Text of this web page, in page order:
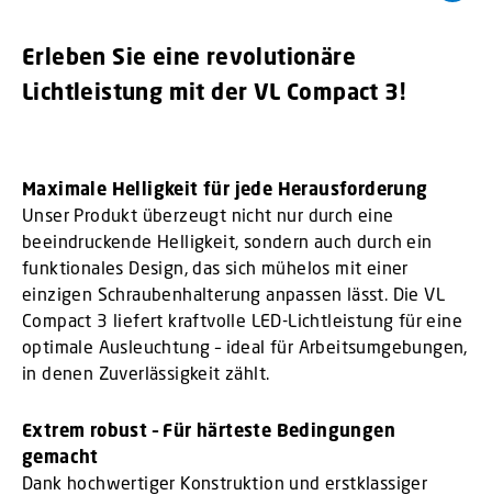
Erleben Sie eine revolutionäre
Lichtleistung mit der VL Compact 3!
Maximale Helligkeit für jede Herausforderung
Unser Produkt überzeugt nicht nur durch eine
beeindruckende Helligkeit, sondern auch durch ein
funktionales Design, das sich mühelos mit einer
einzigen Schraubenhalterung anpassen lässt. Die VL
Compact 3 liefert kraftvolle LED-Lichtleistung für eine
optimale Ausleuchtung – ideal für Arbeitsumgebungen,
in denen Zuverlässigkeit zählt.
Extrem robust – Für härteste Bedingungen
gemacht
Dank hochwertiger Konstruktion und erstklassiger